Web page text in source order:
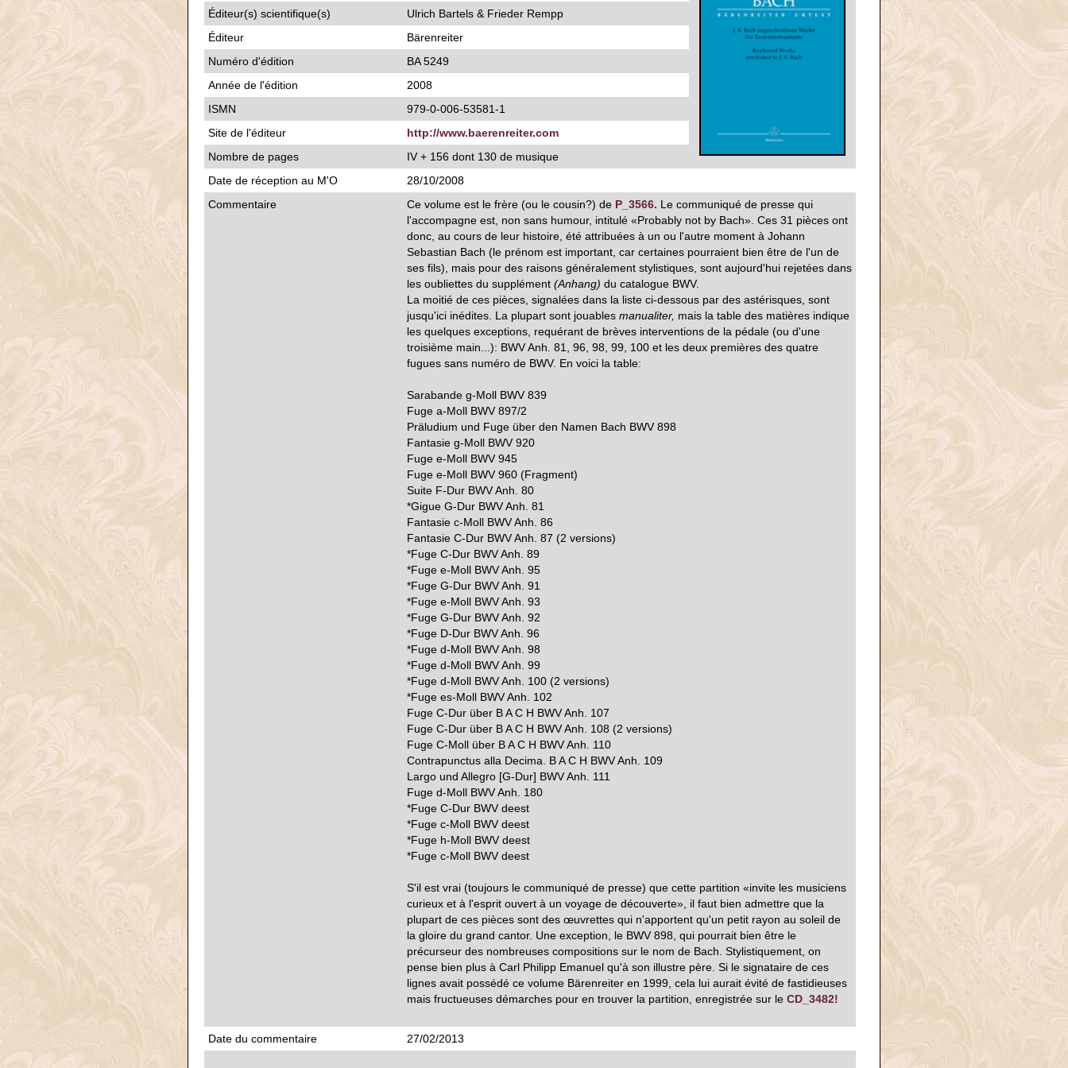
Éditeur(s) scientifique(s)
Ulrich Bartels & Frieder Rempp
Éditeur
Bärenreiter
Numéro d'édition
BA 5249
Année de l'édition
2008
ISMN
979-0-006-53581-1
Site de l'éditeur
http://www.baerenreiter.com
Nombre de pages
IV + 156 dont 130 de musique
Date de réception au M'O
28/10/2008
Commentaire
Ce volume est le frère (ou le cousin?) de P_3566. Le communiqué de presse qui
l'accompagne est, non sans humour, intitulé «Probably not by Bach». Ces 31 pièces ont
donc, au cours de leur histoire, été attribuées à un ou l'autre moment à Johann
Sebastian Bach (le prénom est important, car certaines pourraient bien être de l'un de
ses fils), mais pour des raisons généralement stylistiques, sont aujourd'hui rejetées dans
les oubliettes du supplément (Anhang) du catalogue BWV.
La moitié de ces pièces, signalées dans la liste ci-dessous par des astérisques, sont
jusqu'ici inédites. La plupart sont jouables manualiter, mais la table des matières indique
les quelques exceptions, requérant de brèves interventions de la pédale (ou d'une
troisième main...): BWV Anh. 81, 96, 98, 99, 100 et les deux premières des quatre
fugues sans numéro de BWV. En voici la table:
Sarabande g-Moll BWV 839
Fuge a-Moll BWV 897/2
Präludium und Fuge über den Namen Bach BWV 898
Fantasie g-Moll BWV 920
Fuge e-Moll BWV 945
Fuge e-Moll BWV 960 (Fragment)
Suite F-Dur BWV Anh. 80
*Gigue G-Dur BWV Anh. 81
Fantasie c-Moll BWV Anh. 86
Fantasie C-Dur BWV Anh. 87 (2 versions)
*Fuge C-Dur BWV Anh. 89
*Fuge e-Moll BWV Anh. 95
*Fuge G-Dur BWV Anh. 91
*Fuge e-Moll BWV Anh. 93
*Fuge G-Dur BWV Anh. 92
*Fuge D-Dur BWV Anh. 96
*Fuge d-Moll BWV Anh. 98
*Fuge d-Moll BWV Anh. 99
*Fuge d-Moll BWV Anh. 100 (2 versions)
*Fuge es-Moll BWV Anh. 102
Fuge C-Dur über B A C H BWV Anh. 107
Fuge C-Dur über B A C H BWV Anh. 108 (2 versions)
Fuge C-Moll über B A C H BWV Anh. 110
Contrapunctus alla Decima. B A C H BWV Anh. 109
Largo und Allegro [G-Dur] BWV Anh. 111
Fuge d-Moll BWV Anh. 180
*Fuge C-Dur BWV deest
*Fuge c-Moll BWV deest
*Fuge h-Moll BWV deest
*Fuge c-Moll BWV deest
S'il est vrai (toujours le communiqué de presse) que cette partition «invite les musiciens
curieux et à l'esprit ouvert à un voyage de découverte», il faut bien admettre que la
plupart de ces pièces sont des œuvrettes qui n'apportent qu'un petit rayon au soleil de
la gloire du grand cantor. Une exception, le BWV 898, qui pourrait bien être le
précurseur des nombreuses compositions sur le nom de Bach. Stylistiquement, on
pense bien plus à Carl Philipp Emanuel qu'à son illustre père. Si le signataire de ces
lignes avait possédé ce volume Bärenreiter en 1999, cela lui aurait évité de fastidieuses
mais fructueuses démarches pour en trouver la partition, enregistrée sur le CD_3482!
Date du commentaire 27/02/2013